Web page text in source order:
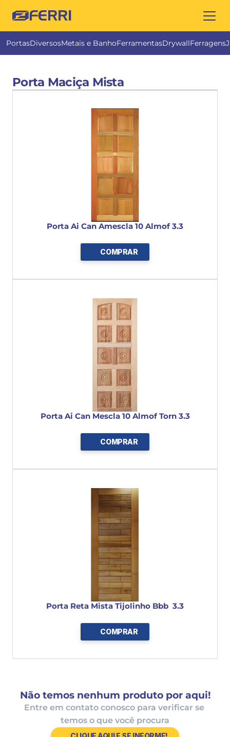
FERRI
PortasDiversosMetais e BanhoFerramentasDrywallFerragens
Porta Maciça Mista
Porta Ai Can Amescla 10 Almof 3.3
COMPRAR
Porta Ai Can Mescla 10 Almof Torn 3.3
COMPRAR
Porta Reta Mista Tijolinho Bbb  3.3
COMPRAR
Não temos nenhum produto por aqui!
Entre em contato conosco para verificar se
temos o que você procura